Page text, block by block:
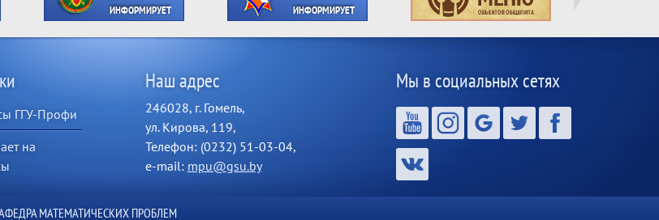
ГГУ-Профи
на
Наш адрес
246028, г. Гомель,
ул. Кирова, 119,
Телефон: (0232) 51-03-04,
e-mail: mpu@gsu.by
Мы в социальных сетях
МАТЕМАТИЧЕСКИХ ПРОБЛЕМ